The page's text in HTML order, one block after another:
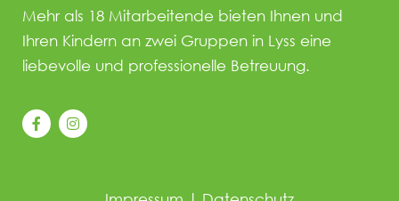
Mehr als 18 Mitarbeitende bieten Ihnen und
Ihren Kindern an zwei Gruppen in Lyss eine
liebevolle und professionelle Betreuung.